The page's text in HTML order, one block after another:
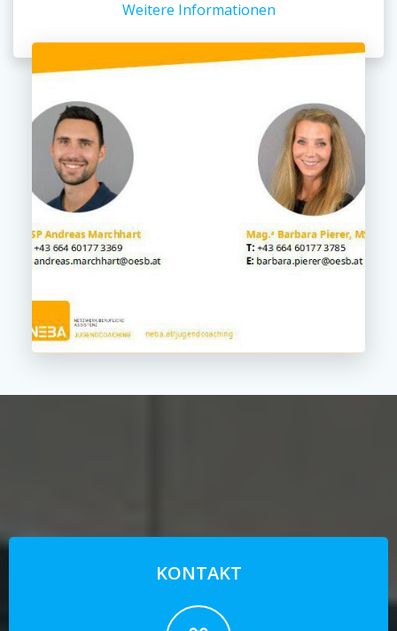
Weitere Informationen
KONTAKT